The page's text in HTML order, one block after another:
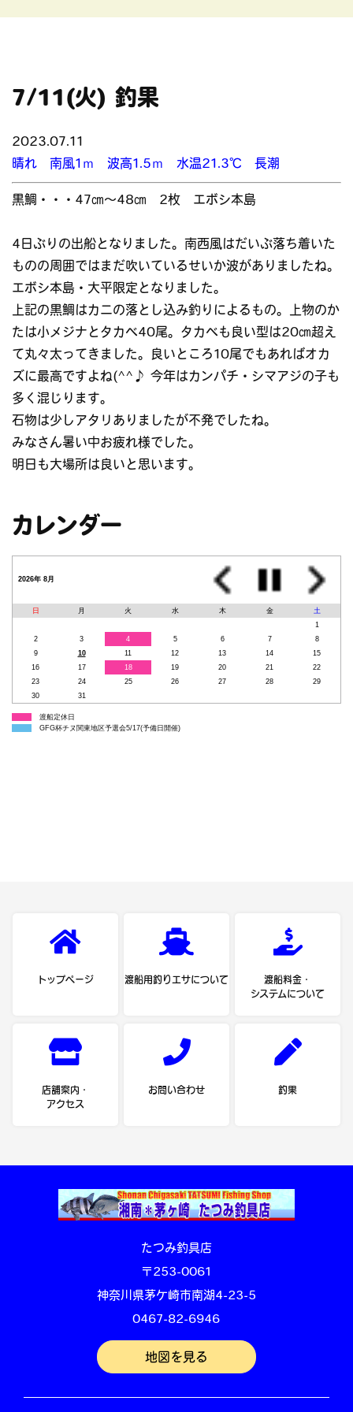
7/11(火) 釣果
2023.07.11
晴れ 南風1ｍ 波高1.5ｍ 水温21.3℃ 長潮
黒鯛・・・47㎝～48㎝ 2枚 エボシ本島
4日ぶりの出船となりました。南西風はだいぶ落ち着いた
ものの周囲ではまだ吹いているせいか波がありましたね。
エボシ本島・大平限定となりました。
上記の黒鯛はカニの落とし込み釣りによるもの。上物のか
たは小メジナとタカベ40尾。タカベも良い型は20㎝超え
て丸々太ってきました。良いところ10尾でもあればオカ
ズに最高ですよね(^^♪ 今年はカンパチ・シマアジの子も
多く混じります。
石物は少しアタリありましたが不発でしたね。
みなさん暑い中お疲れ様でした。
明日も大場所は良いと思います。
カレンダー
2026年 8月
日 月 火 水 木 金
土
1
2
3 4 5 6 7
8
9
10 11 12 13 14
15
16
17 18 19 20 21
22
23
24 25 26 27 28
29
30
31
渡船定休日
GFG杯チヌ関東地区予選会5/17(予備日開催)
トップページ 渡船用釣りエサについて
渡船料金・
システムについて
店舗案内・
アクセス
お問い合わせ 釣果
たつみ釣具店
〒253-0061
神奈川県茅ケ崎市南湖4-23-5
0467-82-6946
地図を見る